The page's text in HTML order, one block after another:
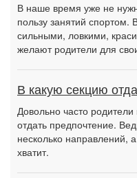
В наше время уже не
пользу занятий
сильными, ловкими,
желают родители для
В какую секцию
Довольно часто
отдать предпочтение.
несколько направлений,
хватит.